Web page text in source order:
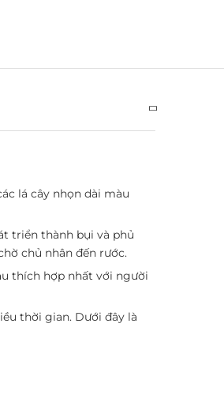
lá cây nhọn dài màu
triển thành bụi và phủ
chủ nhân đến rước.
thích hợp nhất với người
thời gian. Dưới đây là